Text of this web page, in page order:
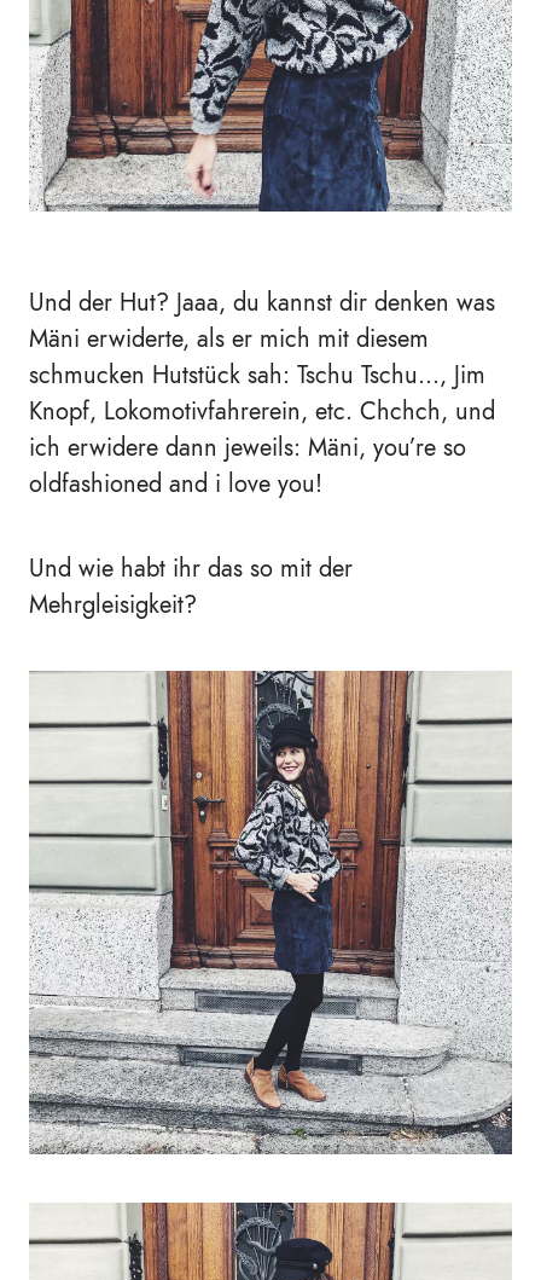
Und der Hut? Jaaa, du kannst dir denken was
Mäni erwiderte, als er mich mit diesem
schmucken Hutstück sah: Tschu Tschu..., Jim
Knopf, Lokomotivfahrerein, etc. Chchch, und
ich erwidere dann jeweils: Mäni, you’re so
oldfashioned and i love you!
Und wie habt ihr das so mit der
Mehrgleisigkeit?